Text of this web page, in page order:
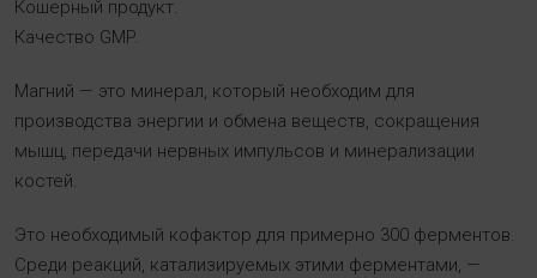
Кошерный продукт.
Качество GMP.
Магний — это минерал, который необходим для
производства энергии и обмена веществ, сокращения
мышц, передачи нервных импульсов и минерализации
костей.
Это необходимый кофактор для примерно 300 ферментов.
Среди реакций, катализируемых этими ферментами, —